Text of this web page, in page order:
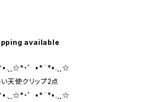
available
・゜•*¨*•.¸¸☆
天使クリップ2点
・゜•*¨*•.¸¸☆